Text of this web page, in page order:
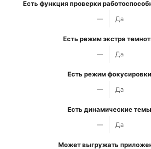
Есть функция проверки
—
Да
Есть режим экстра
—
Да
Есть режим фокусировки
—
Да
Есть динамические темы
—
Да
Может выгружать